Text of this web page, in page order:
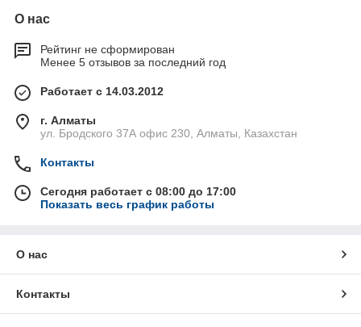
О нас
Рейтинг не сформирован
Менее 5 отзывов за последний год
Работает с 14.03.2012
г. Алматы
ул. Бродского 37А офис 230, Алматы, Казахстан
Контакты
Сегодня работает с 08:00 до 17:00
Показать весь график работы
О нас
Контакты